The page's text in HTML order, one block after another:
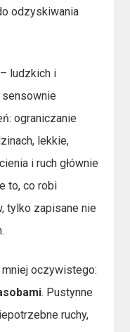
odzyskiwania
ludzkich i
ograniczanie
lekkie,
i ruch głównie
to, co robi
tylko zapisane nie
oczywistego:
. Pustynne
ruchy,